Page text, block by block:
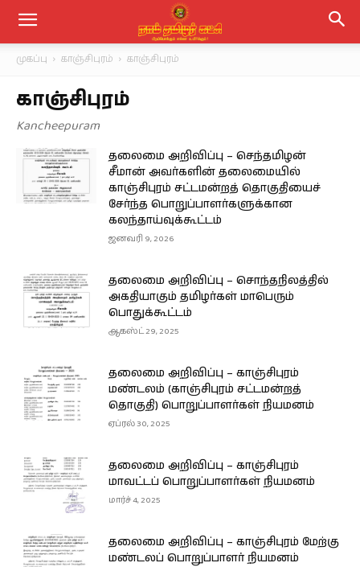
முகப்பு காஞ்சிபுரம் காஞ்சிபுரம்
காஞ்சிபுரம்
Kancheepuram
தலைமை அறிவிப்பு – செந்தமிழன்
சீமான் அவர்களின் தலைமையில்
காஞ்சிபுரம் சட்டமன்றத் தொகுதியைச்
சேர்ந்த பொறுப்பாளர்களுக்கான
கலந்தாய்வுக்கூட்டம்
ஜனவரி 9, 2026
தலைமை அறிவிப்பு – சொந்தநிலத்தில்
அகதியாகும் தமிழர்கள் மாபெரும்
பொதுக்கூட்டம்
ஆகஸ்ட் 29, 2025
தலைமை அறிவிப்பு – காஞ்சிபுரம்
மண்டலம் (காஞ்சிபுரம் சட்டமன்றத்
தொகுதி) பொறுப்பாளர்கள் நியமனம்
ஏப்ரல் 30, 2025
தலைமை அறிவிப்பு – காஞ்சிபுரம்
மாவட்டப் பொறுப்பாளர்கள் நியமனம்
மார்ச் 4, 2025
தலைமை அறிவிப்பு – காஞ்சிபுரம் மேற்கு
மண்டலப் பொறுப்பாளர் நியமனம்